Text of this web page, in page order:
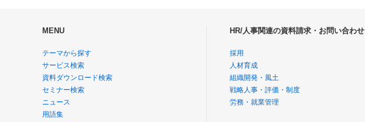
MENU
テーマから探す
サービス検索
資料ダウンロード検索
セミナー検索
ニュース
用語集
HR/人事関連の資料請求・お問い合わせ
採用
人材育成
組織開発・風土
戦略人事・評価・制度
労務・就業管理